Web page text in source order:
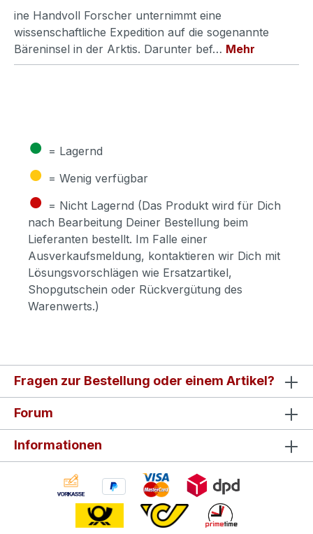
ine Handvoll Forscher unternimmt eine
wissenschaftliche Expedition auf die sogenannte
Bäreninsel in der Arktis. Darunter bef… Mehr
● = Lagernd
● = Wenig verfügbar
● = Nicht Lagernd (Das Produkt wird für Dich
nach Bearbeitung Deiner Bestellung beim
Lieferanten bestellt. Im Falle einer
Ausverkaufsmeldung, kontaktieren wir Dich mit
Lösungsvorschlägen wie Ersatzartikel,
Shopgutschein oder Rückvergütung des
Warenwerts.)
Fragen zur Bestellung oder einem Artikel?
Forum
Informationen